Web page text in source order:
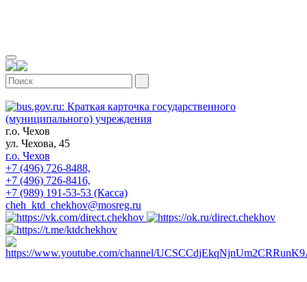
г.о. Чехов
ул. Чехова, 45
г.о. Чехов
+7 (496) 726-8488,
+7 (496) 726-8416,
+7 (989) 191-53-53 (Касса)
cheh_ktd_chekhov@mosreg.ru